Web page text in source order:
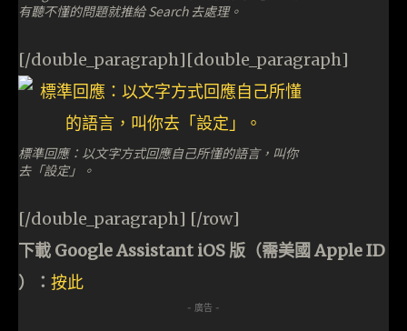
有聽不懂的問題就推給 Search 去處理。
[/double_paragraph][double_paragraph]
標準回應：以文字方式回應自己所懂的語言，叫你
去「設定」。
[/double_paragraph] [/row]
下載 Google Assistant iOS 版（需美國 Apple ID
）： 按此
- 廣告 -